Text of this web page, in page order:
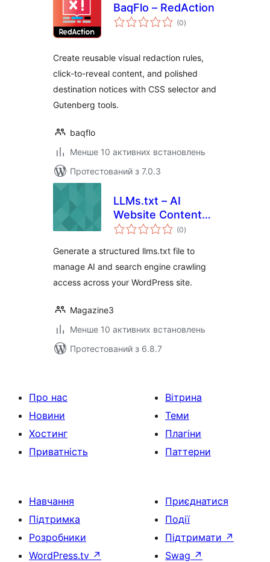
BaqFlo – RedAction
(0загальний
рейтинг
)
Create reusable visual redaction rules,
click-to-reveal content, and polished
destination notices with CSS selector and
Gutenberg tools.
baqflo
Менше 10 активних встановлень
Протестований з 7.0.3
LLMs.txt – AI
Website Content
Crawling
(0загальний
рейтинг
)
Generate a structured llms.txt file to
manage AI and search engine crawling
access across your WordPress site.
Magazine3
Менше 10 активних встановлень
Протестований з 6.8.7
Про нас
Новини
Хостинг
Приватність
Вітрина
Теми
Плагіни
Паттерни
Навчання
Підтримка
Розробники
WordPress.tv ↗
Приєднатися
Події
Підтримати ↗
Swag ↗